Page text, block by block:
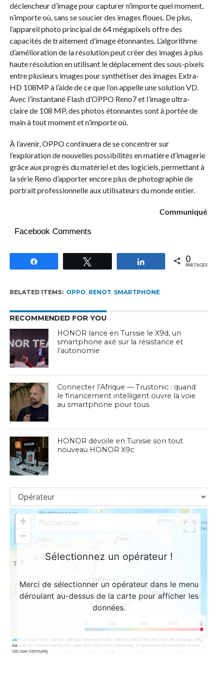
déclencheur d’image pour capturer n’importe quel moment,
n’importe où, sans se soucier des images floues. De plus,
l’appareil photo principal de 64 mégapixels offre des
capacités de traitement d’image étonnantes. L’algorithme
d’amélioration de la résolution peut créer des images à plus
haute résolution en utilisant le déplacement des sous-pixels
entre plusieurs images pour synthétiser des images Extra-
HD 108MP à l’aide de ce que l’on appelle une solution VD.
Avec l’instantané Flash d’OPPO Reno7 et l’image ultra-
claire de 108 MP, des photos étonnantes sont à portée de
main à tout moment et n’importe où.
À l’avenir, OPPO continuera de se concentrer sur
l’exploration de nouvelles possibilités en matière d’imagerie
grâce aux progrès du matériel et des logiciels, permettant à
la série Reno d’apporter encore plus de photographie de
portrait professionnelle aux utilisateurs du monde entier.
Communiqué
Facebook Comments
Partagez 0
PARTAGES
RELATED ITEMS: OPPO RENO7, SMARTPHONE
RECOMMENDED FOR YOU
HONOR lance en Tunisie le X9d, un
smartphone axé sur la résistance et
l’autonomie
Connecter l’Afrique — Trustonic : quand
le financement intelligent ouvre la voie
au smartphone pour tous
HONOR dévoile en Tunisie son tout
nouveau HONOR X9c